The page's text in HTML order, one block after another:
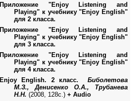
Приложение "Enjoy Listening and
Playing" к учебнику "Enjoy English"
для 2 класса.
Приложение "Enjoy Listening and
Playing" к учебнику "Enjoy English"
для 3 класса.
Приложение "Enjoy Listening and
Playing" к учебнику "Enjoy English"
для 4 класса.
Enjoy English. 2 класс.
Биболетова
М.З., Денисенко О.А., Трубанева
Н.Н. (2008, 128с.) + Audio